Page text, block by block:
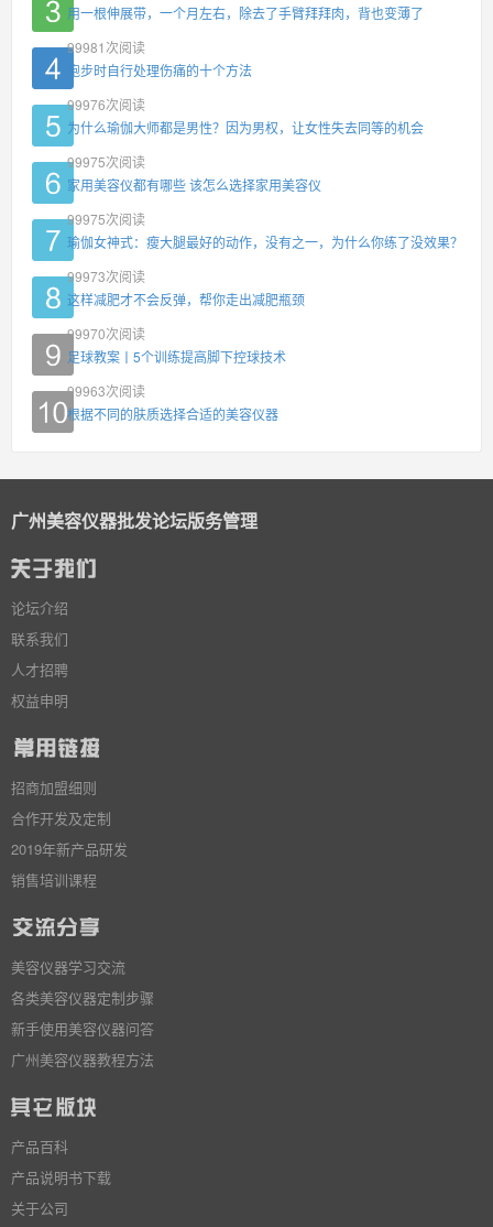
用一根伸展带，一个月左右，除去了手臂拜拜肉，背也变薄了
99981 次阅读
跑步时自行处理伤痛的十个方法
99976次阅读
为什么瑜伽大师都是男性？因为男权，让女性失去同等的机会
99975次阅读
家用美容仪都有哪些 该怎么选择家用美容仪
99975次阅读
瑜伽女神式：瘦大腿最好的动作，没有之一，为什么你练了没效果？
99973次阅读
这样减肥才不会反弹，帮你走出减肥瓶颈
99970次阅读
足球教案丨5个训练提高脚下控球技术
99963次阅读
根据不同的肤质选择合适的美容仪器
广州美容仪器批发论坛版务管理
论坛介绍
联系我们
人才招聘
权益申明
招商加盟细则
合作开发及定制
2019年新产品研发
销售培训课程
美容仪器学习交流
各类美容仪器定制步骤
新手使用美容仪器问答
广州美容仪器教程方法
产品百科
产品说明书下载
关于公司